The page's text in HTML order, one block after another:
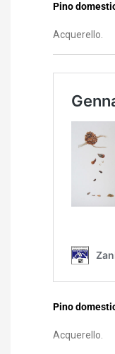
Pino
Acquerello.
Pino
Acquerello.